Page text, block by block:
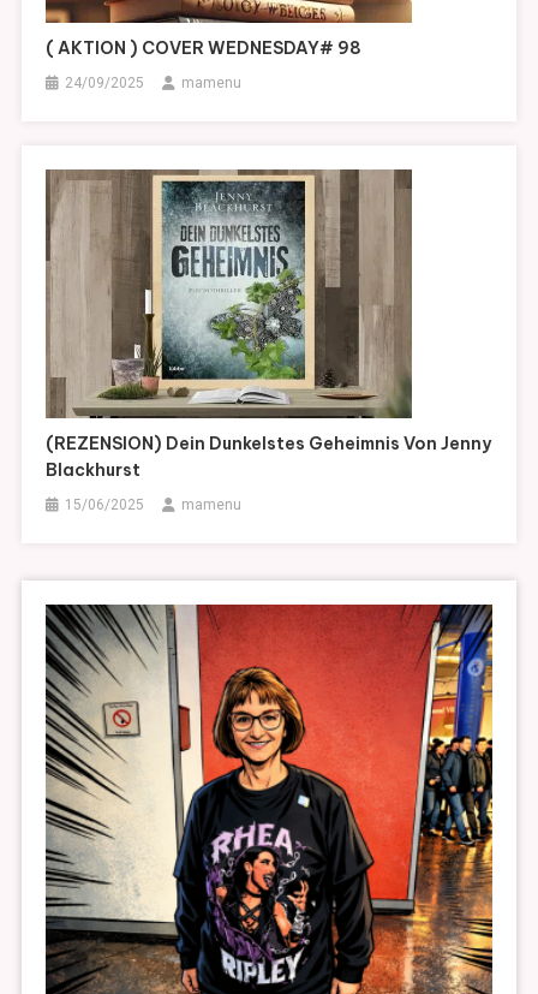
( AKTION ) COVER WEDNESDAY# 98
24/09/2025 mamenu
(REZENSION) Dein Dunkelstes Geheimnis Von Jenny
Blackhurst
15/06/2025 mamenu